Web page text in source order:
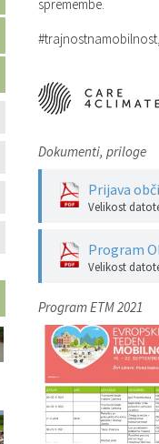
spremembe.
Dokumenti, priloge
Prijava
Velikost
Program
Velikost
Program ETM 2021
prometu